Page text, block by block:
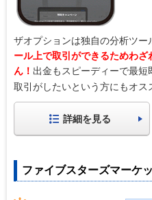
ザオプションは独自の分析ツ
ール上で取引ができるためわ
ん！ 出金もスピーディーで最
取引がしたいという方にもオス
詳細を見る
ファイブスターズマーケ